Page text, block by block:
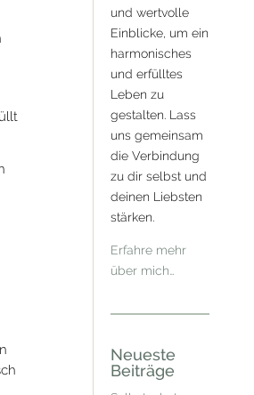
und wertvolle
Einblicke, um ein
harmonisches
und erfülltes
Leben zu
gestalten. Lass
uns gemeinsam
die Verbindung
zu dir selbst und
deinen Liebsten
stärken.
Erfahre mehr
über mich…
Neueste
Beiträge